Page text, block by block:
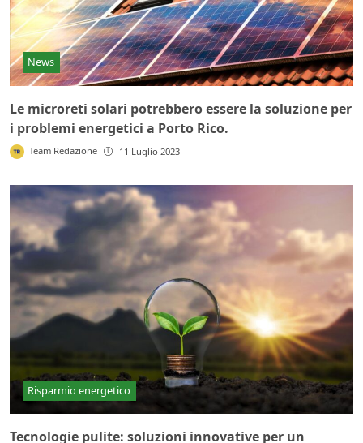
News
Le microreti solari potrebbero essere la soluzione per
i problemi energetici a Porto Rico.
Team Redazione 11 Luglio 2023
Risparmio energetico
Tecnologie pulite: soluzioni innovative per un